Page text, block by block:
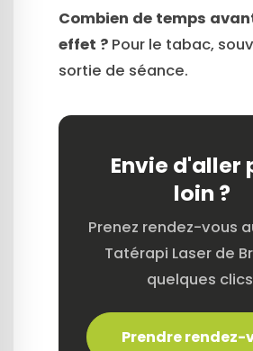
Combien de temps
effet ? Pour le tabac,
sortie de séance.
Envie d'aller
loin ?
Prenez rendez-vous
Tatérapi Laser de
quelques
Prendre rendez-